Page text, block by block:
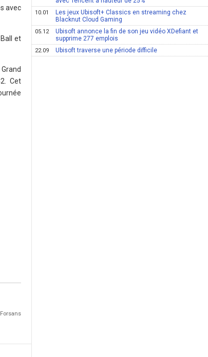
avec
et
Cet
10.01
Les jeux Ubisoft+ Classics en streaming chez
Blacknut Cloud Gaming
05.12
Ubisoft annonce la fin de son jeu vidéo XDefiant et
supprime 277 emplois
22.09 Ubisoft traverse une période difficile